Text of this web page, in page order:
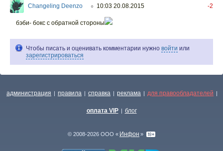
Changeling Deenzo ○ 10:03 20.08.2015 -2
бэби- бокс с обратной стороны
Чтобы писать и оценивать комментарии нужно войти или
зарегистрироваться
администрация | правила | справка | реклама | для правообладателей |
оплата VIP | блог
© 2008-2026 ООО « Инфон »